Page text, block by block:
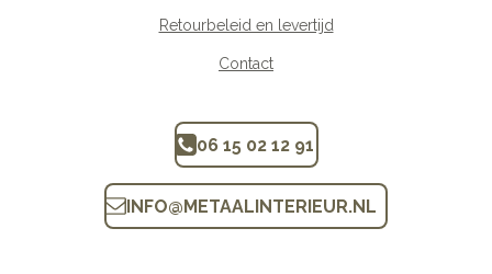
Retourbeleid en levertijd
Contact
06 15 02 12 91
INFO@METAALINTERIEUR.NL